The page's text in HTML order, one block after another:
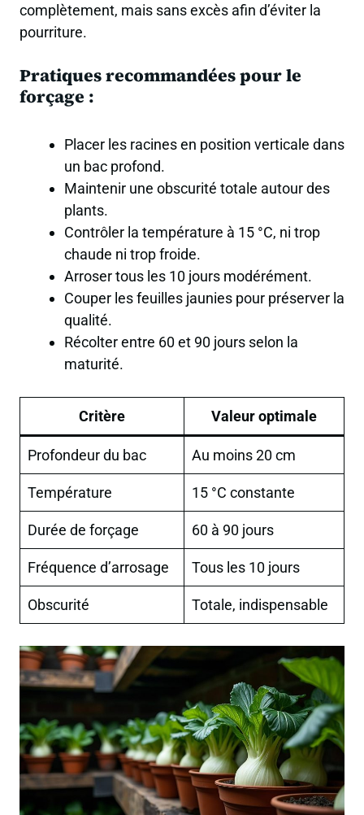
complètement, mais sans excès afin d’éviter la
pourriture.
Pratiques recommandées pour le
forçage :
Placer les racines en position verticale dans
un bac profond.
Maintenir une obscurité totale autour des
plants.
Contrôler la température à 15 °C, ni trop
chaude ni trop froide.
Arroser tous les 10 jours modérément.
Couper les feuilles jaunies pour préserver la
qualité.
Récolter entre 60 et 90 jours selon la
maturité.
Critère Valeur optimale
Profondeur du bac Au moins 20 cm
Température 15 °C constante
Durée de forçage 60 à 90 jours
Fréquence d’arrosage Tous les 10 jours
Obscurité Totale, indispensable